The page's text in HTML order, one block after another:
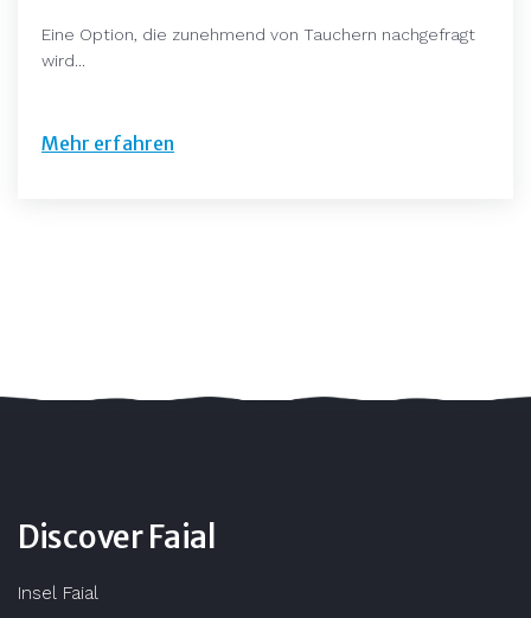
Eine Option, die zunehmend von Tauchern nachgefragt
wird...
Mehr erfahren
Discover Faial
Insel Faial